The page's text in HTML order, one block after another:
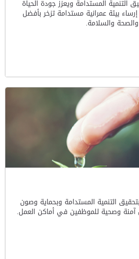
المستدامة ويعزز جودة الحياة
بيئة عمرانية مستدامة تزخر بأفضل
والسلامة.
بتحقيق التنمية المستدامة وبحماية وصون
آمنة وصحية للموظفين في أماكن العمل.